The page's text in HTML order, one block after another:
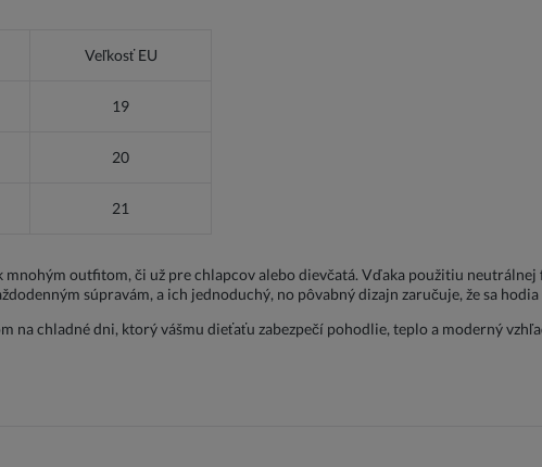
Veľkosť EU
19
20
21
mnohým outfitom, či už pre chlapcov alebo dievčatá. Vďaka použitiu
súpravám, a ich jednoduchý, no pôvabný dizajn zaručuje, že sa
na chladné dni, ktorý vášmu dieťaťu zabezpečí pohodlie, teplo a moderný